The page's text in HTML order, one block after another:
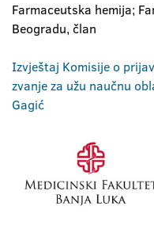
Farmaceutska hemija;
Beogradu, član
Izvještaj Komisije o
zvanje za užu naučnu
Gagić